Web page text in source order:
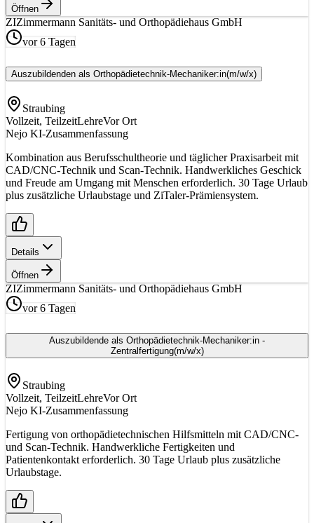
Öffnen
ZIZimmermann Sanitäts- und Orthopädiehaus GmbH
vor 6 Tagen
Auszubildenden als Orthopädietechnik-Mechaniker:in(m/w/x)
Straubing
Vollzeit, TeilzeitLehreVor Ort
Nejo KI-Zusammenfassung
Kombination aus Berufsschultheorie und täglicher Praxisarbeit mit
CAD/CNC-Technik und Scan-Technik. Handwerkliches Geschick
und Freude am Umgang mit Menschen erforderlich. 30 Tage Urlaub
plus zusätzliche Urlaubstage und ZiTaler-Prämiensystem.
Details
Öffnen
ZIZimmermann Sanitäts- und Orthopädiehaus GmbH
vor 6 Tagen
Auszubildende als Orthopädietechnik-Mechaniker:in -
Zentralfertigung(m/w/x)
Straubing
Vollzeit, TeilzeitLehreVor Ort
Nejo KI-Zusammenfassung
Fertigung von orthopädietechnischen Hilfsmitteln mit CAD/CNC-
und Scan-Technik. Handwerkliche Fertigkeiten und
Patientenkontakt erforderlich. 30 Tage Urlaub plus zusätzliche
Urlaubstage.